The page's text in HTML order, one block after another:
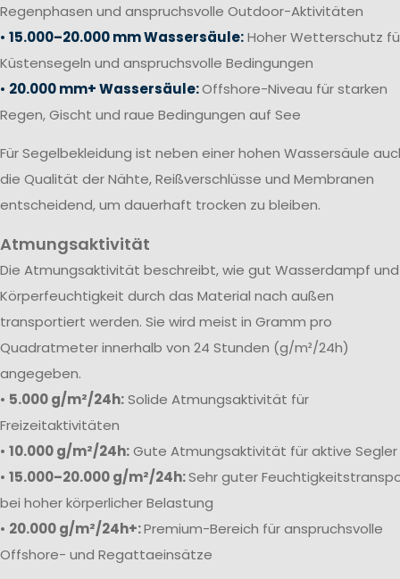
Regenphasen und anspruchsvolle Outdoor-Aktivitäten
• 15.000–20.000 mm Wassersäule:Hoher Wetterschutz
Küstensegeln und anspruchsvolle Bedingungen
• 20.000 mm+ Wassersäule:Offshore-Niveau für starken
Regen, Gischt und raue Bedingungen auf See
Für Segelbekleidung ist neben einer hohen Wassersäule
die Qualität der Nähte, Reißverschlüsse und Membranen
entscheidend, um dauerhaft trocken zu bleiben.
Atmungsaktivität
Die Atmungsaktivität beschreibt, wie gut Wasserdampf und
Körperfeuchtigkeit durch das Material nach außen
transportiert werden. Sie wird meist in Gramm pro
Quadratmeter innerhalb von 24 Stunden (g/m²/24h)
angegeben.
• 5.000 g/m²/24h:Solide Atmungsaktivität für
Freizeitaktivitäten
• 10.000 g/m²/24h:Gute Atmungsaktivität für aktive Segler
• 15.000–20.000 g/m²/24h:Sehr guter
bei hoher körperlicher Belastung
• 20.000 g/m²/24h+:Premium-Bereich für anspruchsvolle
Offshore- und Regattaeinsätze